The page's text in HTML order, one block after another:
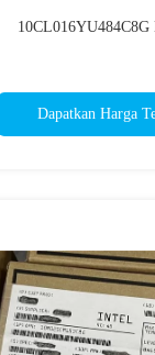
10CL016YU484C8G
Dapatkan Harga